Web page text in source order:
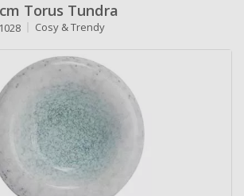
Torus Tundra
Cosy & Trendy